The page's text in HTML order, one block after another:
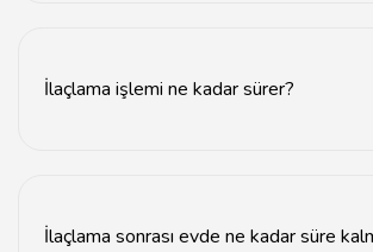
İlaçlama işlemi ne kadar sürer?
İlaçlama sonrası evde ne kadar süre